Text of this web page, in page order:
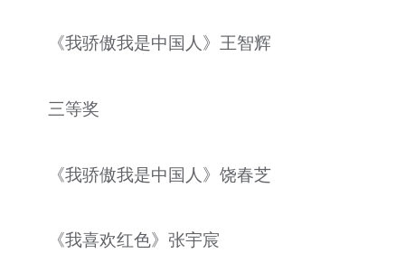
《我骄傲我是中国人》王智辉
三等奖
《我骄傲我是中国人》饶春芝
《我喜欢红色》张宇宸